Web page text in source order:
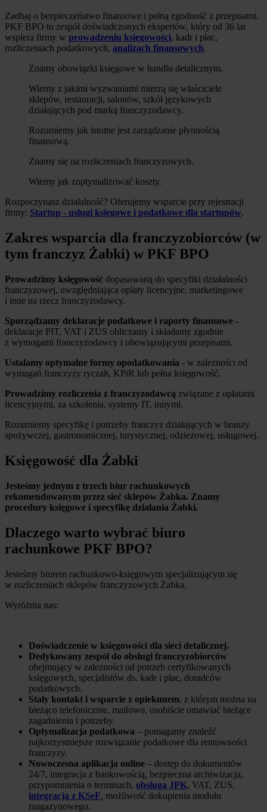
Zadbaj o bezpieczeństwo finansowe i pełną zgodność z przepisami.
PKF BPO to zespół doświadczonych ekspertów, który od 36 lat
wspiera firmy w prowadzeniu księgowości, kadr i płac,
rozliczeniach podatkowych, analizach finansowych.
Znamy obowiązki księgowe w handlu detalicznym.
Wiemy z jakimi wyzwaniami mierzą się właściciele
sklepów, restauracji, salonów, szkół językowych
działających pod marką franczyzodawcy.
Rozumiemy jak istotne jest zarządzanie płynnością
finansową.
Znamy się na rozliczeniach franczyzowych.
Wiemy jak zoptymalizować koszty.
Rozpoczynasz działalność? Oferujemy wsparcie przy rejestracji
firmy: Startup - usługi księgowe i podatkowe dla startupów.
Zakres wsparcia dla franczyzobiorców (w
tym franczyz Żabki) w PKF BPO
Prowadzimy księgowość dopasowaną do specyfiki działalności
franczyzowej, uwzględniająca opłaty licencyjne, marketingowe
i inne na rzecz franczyzodawcy.
Sporządzamy deklaracje podatkowe i raporty finansowe -
deklaracje PIT, VAT i ZUS obliczamy i składamy zgodnie
z wymogami franczyzodawcy i obowiązującymi przepisami.
Ustalamy optymalne formy opodatkowania - w zależności od
wymagań franczyzy ryczałt, KPiR lub pełna księgowość.
Prowadzimy rozliczenia z franczyzodawcą związane z opłatami
licencyjnymi, za szkolenia, systemy IT, innymi.
Rozumiemy specyfikę i potrzeby franczyz działających w branży
spożywczej, gastronomicznej, turystycznej, odzieżowej, usługowej.
Księgowość dla Żabki
Jesteśmy jednym z trzech biur rachunkowych
rekomendowanym przez sieć sklepów Żabka. Znamy
procedury księgowe i specyfikę działania Żabki.
Dlaczego warto wybrać biuro
rachunkowe PKF BPO?
Jesteśmy biurem rachunkowo-księgowym specjalizującym się
w rozliczeniach sklepów franczyzowych Żabka.
Wyróżnia nas:
Doświadczenie w księgowości dla sieci detalicznej.
Dedykowany zespół do obsługi franczyzobiorców
obejmujący w zależności od potrzeb certyfikowanych
księgowych, specjalistów ds. kadr i płac, doradców
podatkowych.
Stały kontakt i wsparcie z opiekunem, z którym można na
bieżąco telefonicznie, mailowo, osobiście omawiać bieżące
zagadnienia i potrzeby.
Optymalizacja podatkowa – pomagamy znaleźć
najkorzystniejsze rozwiązanie podatkowe dla rentowności
franczyzy.
Nowoczesna aplikacja online – dostęp do dokumentów
24/7, integracja z bankowością, bezpieczna archiwizacja,
przypomnienia o terminach, obsługa JPK, VAT, ZUS,
integracja z KSeF, możliwość dokupienia modułu
magazynowego.